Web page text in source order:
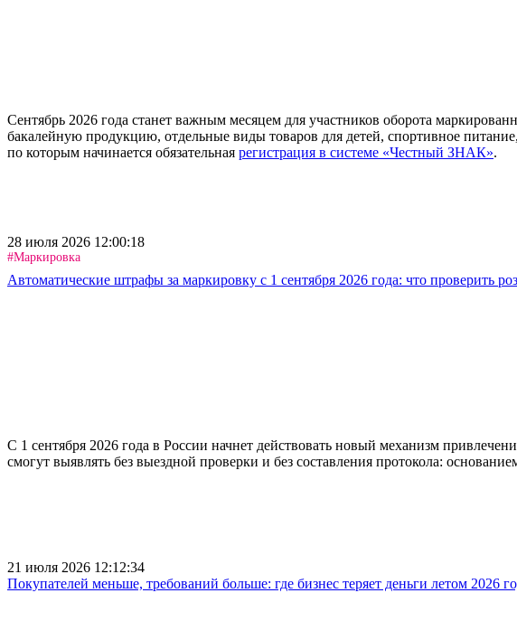
Сентябрь 2026 года станет важным месяцем для участников оборота
бакалейную продукцию, отдельные виды товаров для детей, спортивное
по которым начинается обязательная регистрация в системе «Честный ЗНАК».
28 июля 2026 12:00:18
#Маркировка
Автоматические штрафы за маркировку с 1 сентября 2026 года: что проверить
С 1 сентября 2026 года в России начнет действовать новый механизм
смогут выявлять без выездной проверки и без составления протокола:
21 июля 2026 12:12:34
Покупателей меньше, требований больше: где бизнес теряет деньги летом 2026